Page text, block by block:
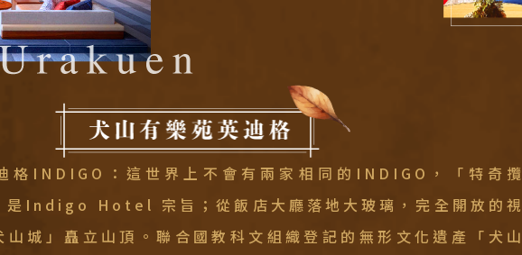
格INDIGO：這世界上不會有兩家相同的INDIGO，「特奇攬
是Indigo Hotel 宗旨；從飯店大廳落地大玻璃，完全開放的視
山城」矗立山頂。聯合國教科文組織登記的無形文化遺產「犬山
山西 內蒙 東北
坡 麻六甲
蘭卡威